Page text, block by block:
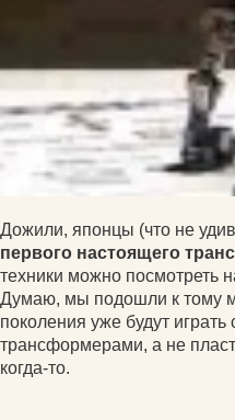
Дожили, японцы (что не
первого настоящего
техники можно посмотреть
Думаю, мы подошли к тому
поколения уже будут
трансформерами, а не
когда-то.